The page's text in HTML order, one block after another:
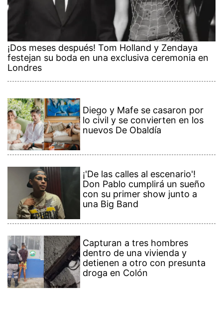
¡Dos meses después! Tom Holland y Zendaya
festejan su boda en una exclusiva ceremonia en
Londres
Diego y Mafe se casaron por
lo civil y se convierten en los
nuevos De Obaldía
¡'De las calles al escenario'!
Don Pablo cumplirá un sueño
con su primer show junto a
una Big Band
Capturan a tres hombres
dentro de una vivienda y
detienen a otro con presunta
droga en Colón